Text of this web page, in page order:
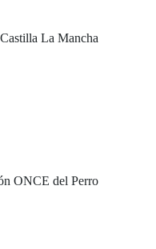
La Mancha
ONCE del Perro